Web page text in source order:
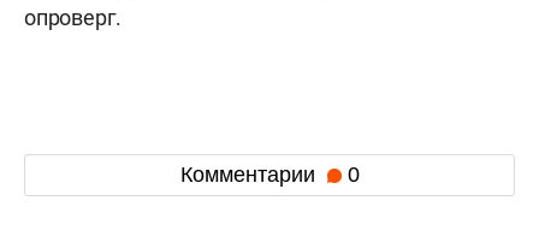
опроверг.
Комментарии 0